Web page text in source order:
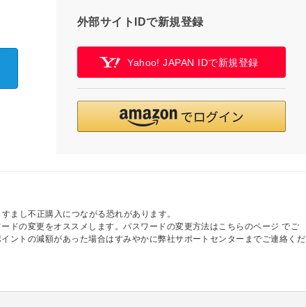
外部サイトIDで新規登録
Yahoo! JAPAN IDで新規登録
まし不正購入につながる恐れがあります。
ドの変更をオススメします。パスワードの変更方法はこちらのページ でご
ントの減額があった場合はすみやかに弊社サポートセンターまでご連絡くだ